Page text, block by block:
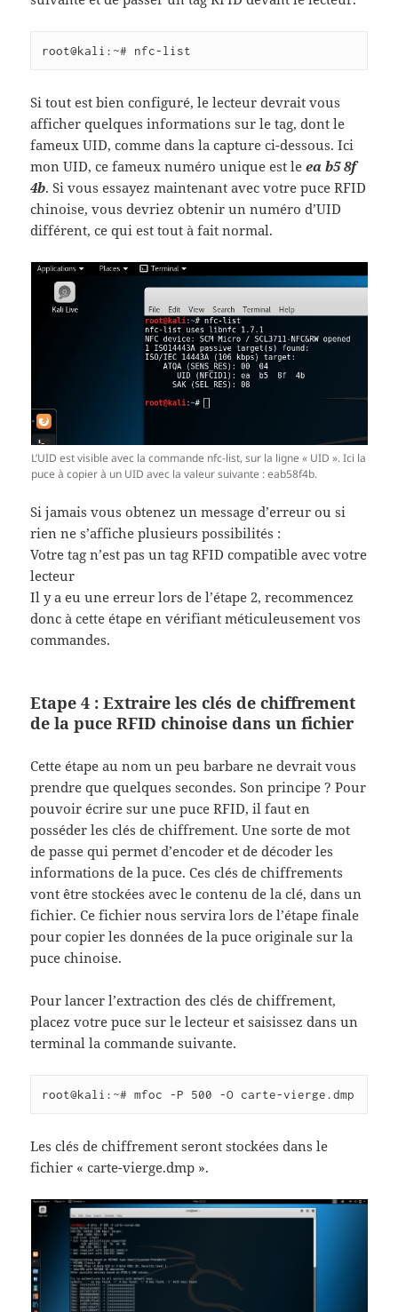
root@kali:~# nfc-list
Si tout est bien configuré, le lecteur devrait vous
afficher quelques informations sur le tag, dont le
fameux UID, comme dans la capture ci-dessous. Ici
mon UID, ce fameux numéro unique est leea b5 8f
4b. Si vous essayez maintenant avec votre puce RFID
chinoise, vous devriez obtenir un numéro d’UID
différent, ce qui est tout à fait normal.
L’UID est visible avec la commande nfc-list, sur la ligne « UID ». Ici la
puce à copier à un UID avec la valeur suivante : eab58f4b.
Si jamais vous obtenez un message d’erreur ou si
rien ne s’affiche plusieurs possibilités :
Votre tag n’est pas un tag RFID compatible avec votre
lecteur
Il y a eu une erreur lors de l’étape 2, recommencez
donc à cette étape en vérifiant méticuleusement vos
commandes.
Etape 4 : Extraire les clés de chiffrement
de la puce RFID chinoise dans un fichier
Cette étape au nom un peu barbare ne devrait vous
prendre que quelques secondes. Son principe ? Pour
pouvoir écrire sur une puce RFID, il faut en
posséder les clés de chiffrement. Une sorte de mot
de passe qui permet d’encoder et de décoder les
informations de la puce. Ces clés de chiffrements
vont être stockées avec le contenu de la clé, dans un
fichier. Ce fichier nous servira lors de l’étape finale
pour copier les données de la puce originale sur la
puce chinoise.
Pour lancer l’extraction des clés de chiffrement,
placez votre puce sur le lecteur et saisissez dans un
terminal la commande suivante.
root@kali:~# mfoc -P 500 -O carte-vierge.dmp
Les clés de chiffrement seront stockées dans le
fichier « carte-vierge.dmp ».